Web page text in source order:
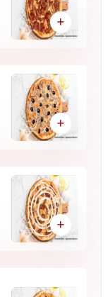
+
+
+